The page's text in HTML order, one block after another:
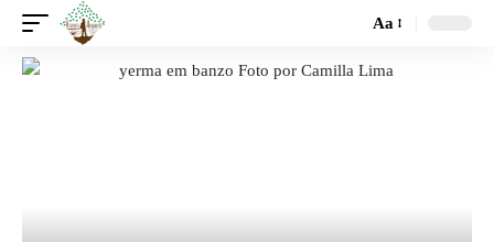
Aa